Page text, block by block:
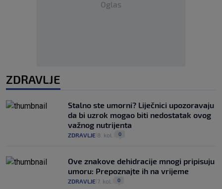
Oglas
ZDRAVLJE
Stalno ste umorni? Liječnici upozoravaju
da bi uzrok mogao biti nedostatak ovog
važnog nutrijenta
ZDRAVLJE 8. kol. 0
Ove znakove dehidracije mnogi pripisuju
umoru: Prepoznajte ih na vrijeme
ZDRAVLJE 7. kol. 0